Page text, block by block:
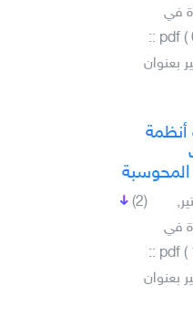
في
الإدارة .pdf ( 649 ) ::
بعنوان
المحوسبة
(2)
في
الإدارة .pdf ( 102 ) ::
بعنوان